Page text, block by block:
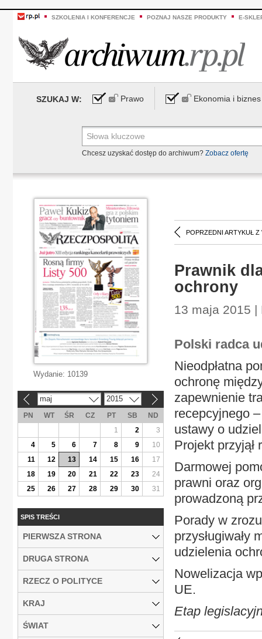
SZKOLENIA I KONFERENCJE POZNAJ NASZE PRODUKTY E-
SZUKAJ W: Prawo Ekonomia i biznes
Chcesz uzyskać dostęp do archiwum? Zobacz ofertę
POPRZEDNI ARTYKUŁ Z
Prawnik
ochrony
13 maja 2015 |
Polski radca
Nieodpłatna
ochronę
zapewnienie
recepcyjnego
ustawy o
Projekt przyjął
Darmowej
prawni oraz
prowadzoną
Porady w
przysługiwały
udzielenia
Nowelizacja
UE.
Etap
Wydanie: 10139
maj 2015
PN WT ŚR CZ PT SB
ND
1
2
3
4
5 6 7 8 9
10
11
12 13 14 15 16
17
18
19 20 21 22 23
24
25
26 27 28 29 30 31
SPIS TREŚCI
PIERWSZA STRONA
DRUGA STRONA
RZECZ O POLITYCE
KRAJ
ŚWIAT